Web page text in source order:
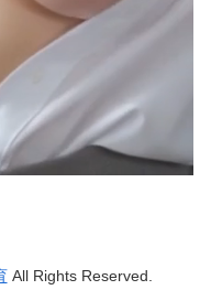
All Rights Reserved.